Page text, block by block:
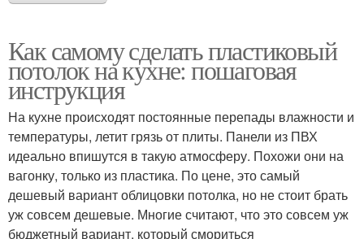
Как самому сделать пластиковый
потолок на кухне: пошаговая
инструкция
На кухне происходят постоянные перепады влажности и
температуры, летит грязь от плиты. Панели из ПВХ
идеально впишутся в такую атмосферу. Похожи они на
вагонку, только из пластика. По цене, это самый
дешевый вариант облицовки потолка, но не стоит брать
уж совсем дешевые. Многие считают, что это совсем уж
бюджетный вариант, который смориться